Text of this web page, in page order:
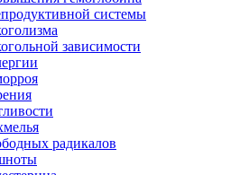
системы
зависимости
радикалов